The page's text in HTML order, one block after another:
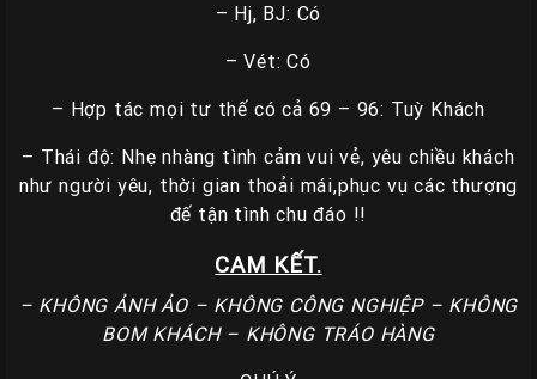
– Hj, BJ: Có
– Vét: Có
– Hợp tác mọi tư thế có cả 69 – 96: Tuỳ Khách
– Thái độ: Nhẹ nhàng tình cảm vui vẻ, yêu chiều khách
như người yêu, thời gian thoải mái,phục vụ các thượng
đế tận tình chu đáo !!
CAM KẾT.
– KHÔNG ẢNH ẢO – KHÔNG CÔNG NGHIỆP – KHÔNG
BOM KHÁCH – KHÔNG TRÁO HÀNG